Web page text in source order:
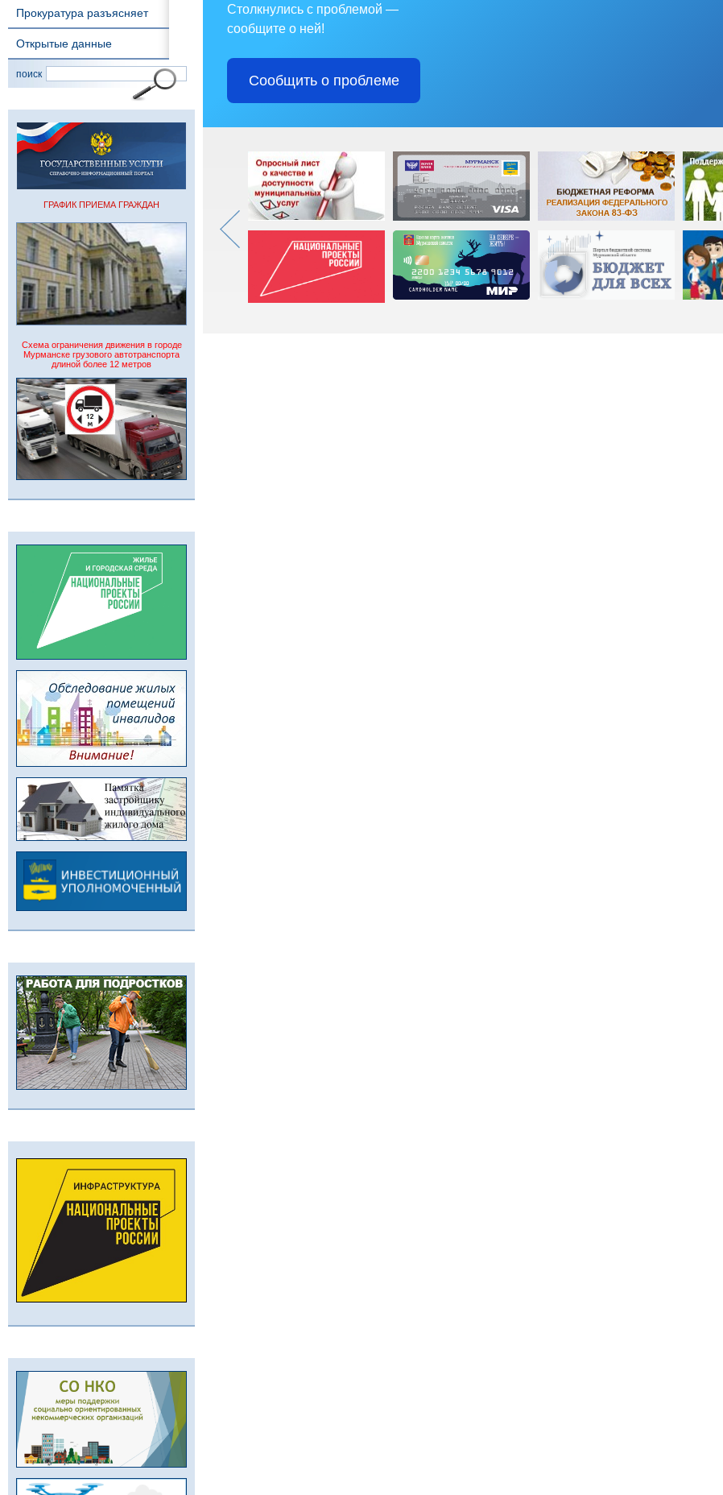
Прокуратура разъясняет
Открытые данные
поиск
ГРАФИК ПРИЕМА ГРАЖДАН
Схема ограничения движения в городе
Мурманске грузового автотранспорта
длиной более 12 метров
Столкнулись с проблемой —
сообщите о ней!
Сообщить о проблеме